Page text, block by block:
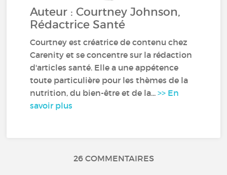
Auteur : Courtney Johnson,
Rédactrice Santé
Courtney est créatrice de contenu chez
Carenity et se concentre sur la rédaction
d'articles santé. Elle a une appétence
toute particulière pour les thèmes de la
nutrition, du bien-être et de la...>> En
savoir plus
26 COMMENTAIRES